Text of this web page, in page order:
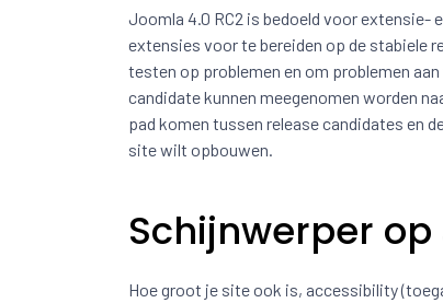
Joomla 4.0 RC2 is bedoeld voor extensie-
extensies voor te bereiden op de stabiele
testen op problemen en om problemen
candidate kunnen meegenomen worden
pad komen tussen release candidates en
site wilt opbouwen.
Schijnwerper
Hoe groot je site ook is, accessibility